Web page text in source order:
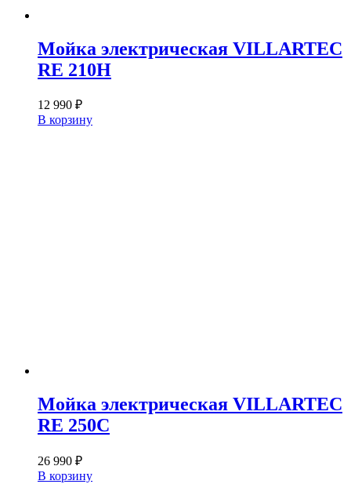
Мойка электрическая VILLARTEC
RE 210H
12 990 ₽
В корзину
Мойка электрическая VILLARTEC
RE 250C
26 990 ₽
В корзину